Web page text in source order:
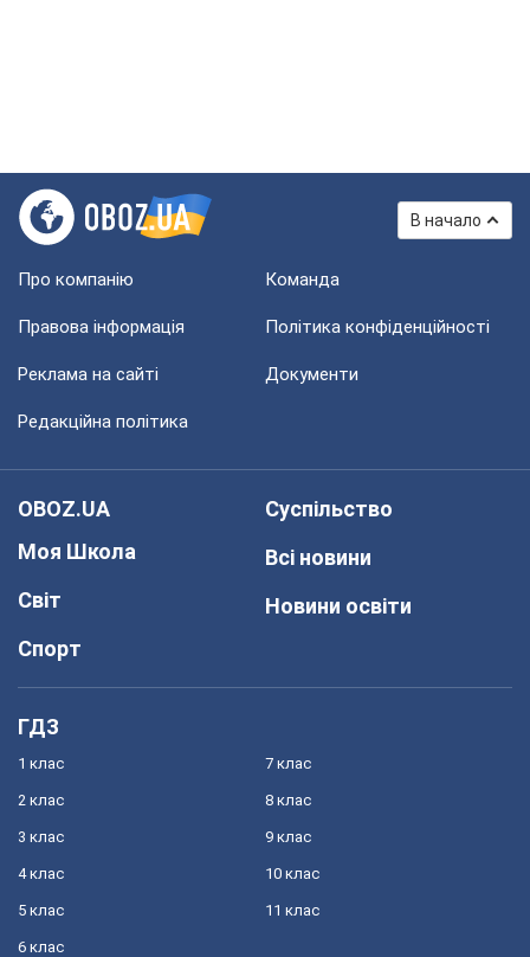
В начало
Про компанію Команда
Правова інформація Політика конфіденційності
Реклама на сайті Документи
Редакційна політика
OBOZ.UA
Моя Школа
Світ
Спорт
Суспільство
Всі новини
Новини освіти
ГДЗ
1 клас
2 клас
3 клас
4 клас
5 клас
6 клас
7 клас
8 клас
9 клас
10 клас
11 клас